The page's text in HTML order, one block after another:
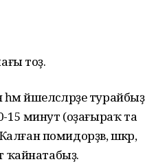
тоҙ.
йәшелсәләрҙе турайбыҙ
15 минут (оҙағыраҡ та
помидорҙв, шәкәр,
ҡайнатабыҙ.